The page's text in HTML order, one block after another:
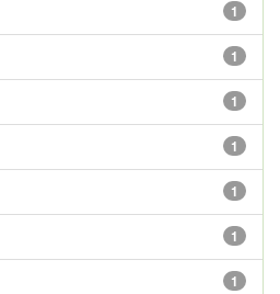
1
1
1
1
1
1
1